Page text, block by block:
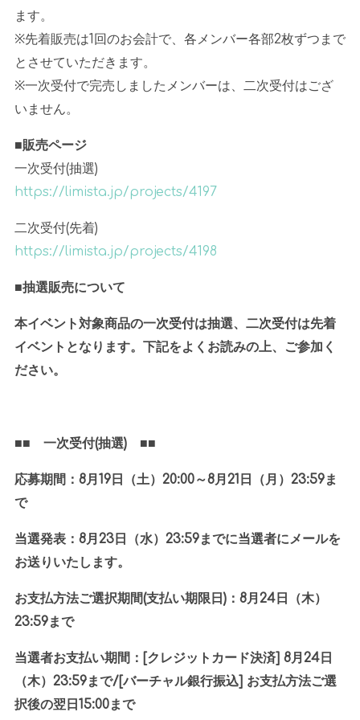
ます。
※先着販売は1回のお会計で、各メンバー各部2枚ずつまで
とさせていただきます。
※一次受付で完売しましたメンバーは、二次受付はござ
いません。
■販売ページ
一次受付(抽選)
https://limista.jp/projects/4197
二次受付(先着)
https://limista.jp/projects/4198
■抽選販売について
本イベント対象商品の一次受付は抽選、二次受付は先着
イベントとなります。下記をよくお読みの上、ご参加く
ださい。
■■ 一次受付(抽選)■■
応募期間： 8月 19日（土） 20:00～8月 21 日（月） 23:59ま
で
当選発表： 8月 23日（水） 23:59までに当選者にメールを
お送りいたします。
お支払方法ご選択期間(支払い期限日 )： 8月 24日（木）
23:59まで
当選者お支払い期間： [クレジットカード決済] 8月 24日
（木） 23:59まで/[バーチャル銀行振込] お支払方法ご選
択後の翌日 15:00まで